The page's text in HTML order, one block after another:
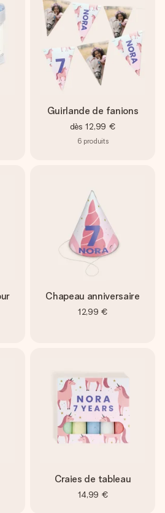
Guirlande de fanions
dès 12,99 €
6 produits
Chapeau anniversaire
12,99 €
Craies de tableau
14,99 €